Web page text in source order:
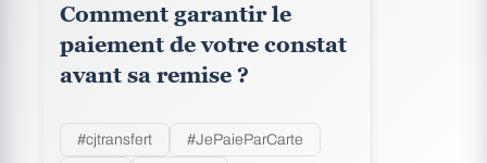
Comment garantir le
paiement de votre constat
avant sa remise ?
#cjtransfert #JePaieParCarte